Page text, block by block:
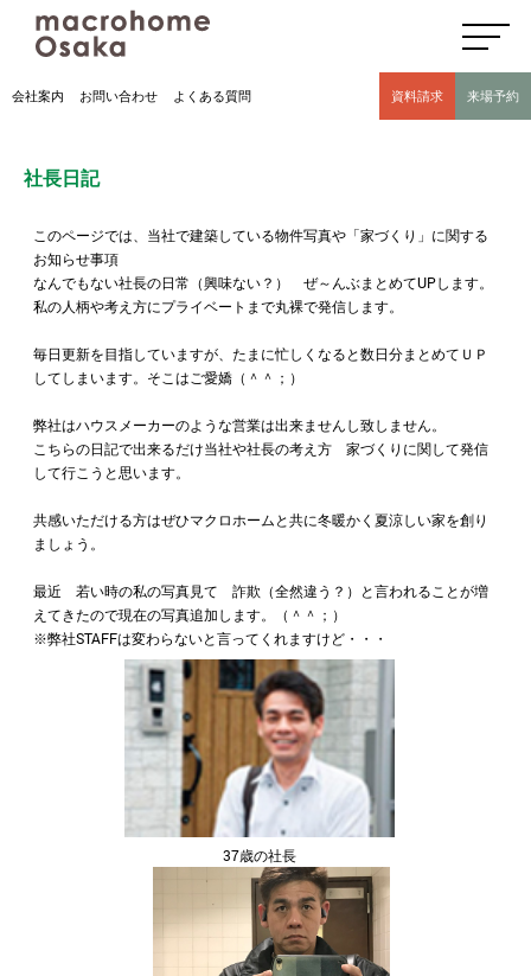
高気密高断熱住宅のマクロホーム大阪の社長日記(豊中市 モデルハウス有)
会社案内 お問い合わせ よくある質問 資料請求 来場予約
社長日記
このページでは、当社で建築している物件写真や「家づくり」に関する
お知らせ事項
なんでもない社長の日常（興味ない？） ぜ～んぶまとめてUPします。
私の人柄や考え方にプライベートまで丸裸で発信します。
毎日更新を目指していますが、たまに忙しくなると数日分まとめてＵＰ
してしまいます。そこはご愛嬌（＾＾；）
弊社はハウスメーカーのような営業は出来ませんし致しません。
こちらの日記で出来るだけ当社や社長の考え方 家づくりに関して発信
して行こうと思います。
共感いただける方はぜひマクロホームと共に冬暖かく夏涼しい家を創り
ましょう。
最近 若い時の私の写真見て 詐欺（全然違う？）と言われることが増
えてきたので現在の写真追加します。（＾＾；）
※弊社STAFFは変わらないと言ってくれますけど・・・
37歳の社長